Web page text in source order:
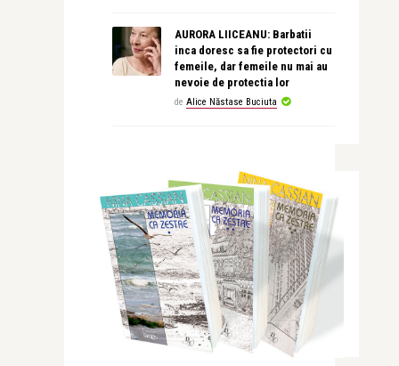
AURORA LIICEANU: Barbatii
inca doresc sa fie protectori cu
femeile, dar femeile nu mai au
nevoie de protectia lor
de Alice Năstase Buciuta